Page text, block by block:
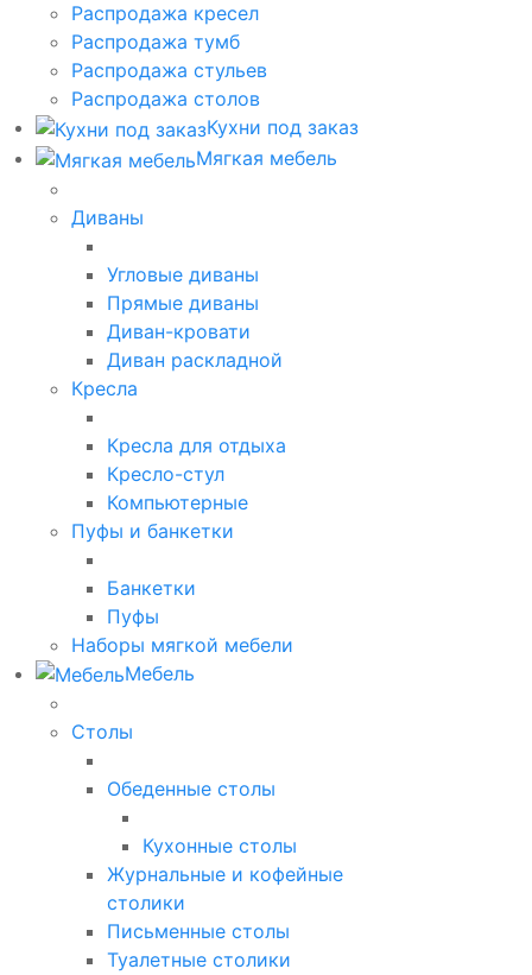
Распродажа кресел
Распродажа тумб
Распродажа стульев
Распродажа столов
Кухни под заказ
Мягкая мебель
Диваны
Угловые диваны
Прямые диваны
Диван-кровати
Диван раскладной
Кресла
Кресла для отдыха
Кресло-стул
Компьютерные
Пуфы и банкетки
Банкетки
Пуфы
Наборы мягкой мебели
Мебель
Столы
Обеденные столы
Кухонные столы
Журнальные и кофейные
столики
Письменные столы
Туалетные столики